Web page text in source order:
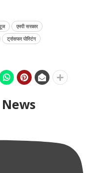
एमपी सरकार
ट्रांसफर पोस्टिंग